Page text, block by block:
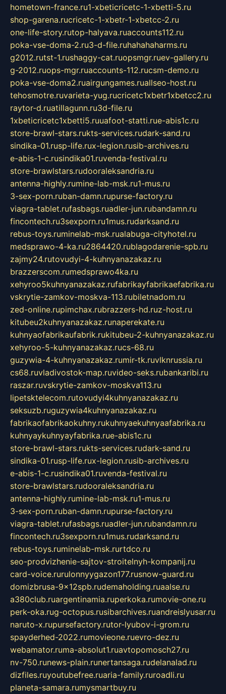
hometown-france.ru1-xbeticricetc-1-xbetti-5.ru
shop-garena.rucricetc-1-xbetr-1-xbetcc-2.ru
one-life-story.rutop-halyava.ruaccounts112.ru
poka-vse-doma-2.ru3-d-file.ruhahahaharms.ru
g2012.rutst-1.rushaggy-cat.ruopsmgr.ruev-gallery.ru
g-2012.ruops-mgr.ruaccounts-112.rucsm-demo.ru
poka-vse-doma2.ruairgungames.ruallseo-host.ru
tehosmotre.ruvarieta-yug.rucricetc1xbetr1xbetcc2.ru
raytor-d.ruatillagunn.ru3d-file.ru
1xbeticricetc1xbetti5.ruuafoot-statti.rue-abis1c.ru
store-brawl-stars.rukts-services.rudark-sand.ru
sindika-01.rusp-life.rux-legion.rusib-archives.ru
e-abis-1-c.rusindika01.ruvenda-festival.ru
store-brawlstars.rudooraleksandria.ru
antenna-highly.rumine-lab-msk.ru1-mus.ru
3-sex-porn.ruban-damn.rupurse-factory.ru
viagra-tablet.rufasbags.ruadler-jun.rubandamn.ru
fincontech.ru3sexporn.ru1mus.rudarksand.ru
rebus-toys.ruminelab-msk.rualabuga-cityhotel.ru
medsprawo-4-ka.ru2864420.rublagodarenie-spb.ru
zajmy24.rutovudyi-4-kuhnyanazakaz.ru
brazzerscom.rumedsprawo4ka.ru
xehyroo5kuhnyanazakaz.rufabrikayfabrikaefabrika.ru
vskrytie-zamkov-moskva-113.rubiletnadom.ru
zed-online.rupimchax.rubrazzers-hd.ruz-host.ru
kitubeu2kuhnyanazakaz.runaperekate.ru
kuhnyaofabrikaufabrik.rukitubeu-2-kuhnyanazakaz.ru
xehyroo-5-kuhnyanazakaz.rucs-68.ru
guzywia-4-kuhnyanazakaz.rumir-tk.ruvlknrussia.ru
cs68.ruvladivostok-map.ruvideo-seks.rubankaribi.ru
raszar.ruvskrytie-zamkov-moskva113.ru
lipetsktelecom.rutovudyi4kuhnyanazakaz.ru
seksuzb.ruguzywia4kuhnyanazakaz.ru
fabrikaofabrikaokuhny.rukuhnyaekuhnyaafabrika.ru
kuhnyaykuhnyayfabrika.rue-abis1c.ru
store-brawl-stars.rukts-services.rudark-sand.ru
sindika-01.rusp-life.rux-legion.rusib-archives.ru
e-abis-1-c.rusindika01.ruvenda-festival.ru
store-brawlstars.rudooraleksandria.ru
antenna-highly.rumine-lab-msk.ru1-mus.ru
3-sex-porn.ruban-damn.rupurse-factory.ru
viagra-tablet.rufasbags.ruadler-jun.rubandamn.ru
fincontech.ru3sexporn.ru1mus.rudarksand.ru
rebus-toys.ruminelab-msk.rurtdco.ru
seo-prodvizhenie-sajtov-stroitelnyh-kompanij.ru
card-voice.rurulonnyygazon177.rusnow-guard.ru
domizbrusa-9x12spb.rudemaholding.ruaalse.ru
a380club.ruargentinamia.ruperkoka.rumovie-one.ru
perk-oka.rug-octopus.rusibarchives.ruandreislyusar.ru
naruto-x.rupursefactory.rutor-lyubov-i-grom.ru
spayderhed-2022.rumovieone.ruevro-dez.ru
webamator.ruma-absolut1.ruavtopomosch27.ru
nv-750.runews-plain.runertansaga.rudelanalad.ru
dizfiles.ruyoutubefree.ruaria-family.ruroadli.ru
planeta-samara.rumysmartbuy.ru